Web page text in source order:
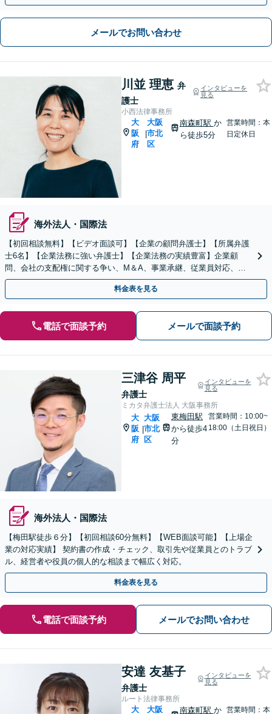
メールでお問い合わせ
川並 理恵 弁
護士
インタビューを
見る
小西法律事務所
大
阪
府
|
大阪
市北
区
南森町駅 か
ら徒歩5分
営業時間：本
日定休日
海外法人・国際法
【初回相談無料】【ビデオ面談可】【企業の顧問弁護士】【所属弁護
士6名】【企業法務に強い弁護士】【企業法務の実績豊富】企業顧
問、会社の支配権に関する争い、M＆A、事業承継、従業員対応、取
引先のトラブル、債権回収等につき豊富な対応実績
料金表を見る
電話で面談予約 メールで面談予約
三津谷 周平
弁護士
インタビューを
見る
ミカタ弁護士法人 大阪事務所
大
阪
府
|
大阪
市北
区
東梅田駅
から徒歩4
分
営業時間：10:00~
18:00（土日祝日）
海外法人・国際法
【梅田駅徒歩６分】【初回相談60分無料】【WEB面談可能】【上場企
業の対応実績】 契約書の作成・チェック、取引先や従業員とのトラブ
ル、経営者や役員の個人的な相談まで幅広く対応。
料金表を見る
電話で面談予約 メールでお問い合わせ
安達 友基子
弁護士
インタビューを
見る
ルート法律事務所
大
大阪
南森町駅 か 営業時間：本